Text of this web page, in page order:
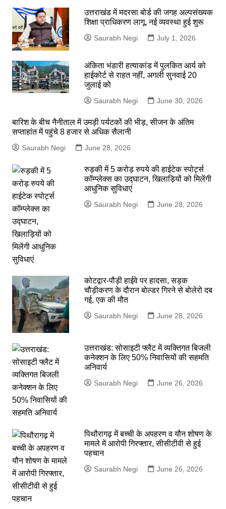
उत्तराखंड में मदरसा बोर्ड की जगह अल्पसंख्यक
शिक्षा प्राधिकरण लागू, नई व्यवस्था हुई शुरू
Saurabh Negi July 1, 2026
अंकिता भंडारी हत्याकांड में पुलकित आर्य को
हाईकोर्ट से राहत नहीं, अगली सुनवाई 20
जुलाई को
Saurabh Negi June 30, 2026
बारिश के बीच नैनीताल में उमड़ी पर्यटकों की भीड़, सीजन के अंतिम
सप्ताहांत में पहुंचे 8 हजार से अधिक सैलानी
Saurabh Negi June 28, 2026
रुड़की में 5 करोड़ रुपये की हाईटेक स्पोर्ट्स
कॉम्प्लेक्स का उद्घाटन, खिलाड़ियों को मिलेंगी
आधुनिक सुविधाएं
Saurabh Negi June 28, 2026
कोटद्वार-पौड़ी हाईवे पर हादसा, सड़क
चौड़ीकरण के दौरान बोल्डर गिरने से बोलेरो दब
गई, एक की मौत
Saurabh Negi June 28, 2026
उत्तराखंड: सोसाइटी फ्लैट में व्यक्तिगत बिजली
कनेक्शन के लिए 50% निवासियों की सहमति
अनिवार्य
Saurabh Negi June 26, 2026
पिथौरागढ़ में बच्ची के अपहरण व यौन शोषण के
मामले में आरोपी गिरफ्तार, सीसीटीवी से हुई
पहचान
Saurabh Negi June 26, 2026